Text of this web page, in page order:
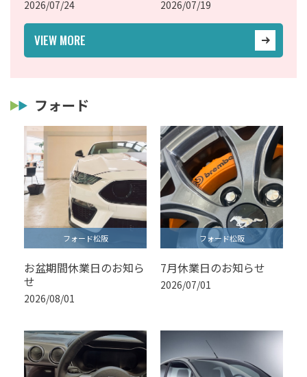
2026/07/24 2026/07/19
VIEW MORE
フォード
フォード松阪
お盆期間休業日のお知ら
せ
2026/08/01
フォード松阪
7月休業日のお知らせ
2026/07/01